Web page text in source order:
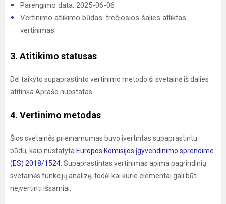
Parengimo data: 2025-06-06
Vertinimo atlikimo būdas: trečiosios šalies atliktas
vertinimas
3. Atitikimo statusas
Dėl taikyto supaprastinto vertinimo metodo ši svetainė iš dalies
atitinka Aprašo nuostatas.
4. Vertinimo metodas
Šios svetainės prieinamumas buvo įvertintas supaprastintu
būdu, kaip nustatyta Europos Komisijos įgyvendinimo sprendime
(ES) 2018/1524 . Supaprastintas vertinimas apima pagrindinių
svetainės funkcijų analizę, todėl kai kurie elementai gali būti
neįvertinti išsamiai.